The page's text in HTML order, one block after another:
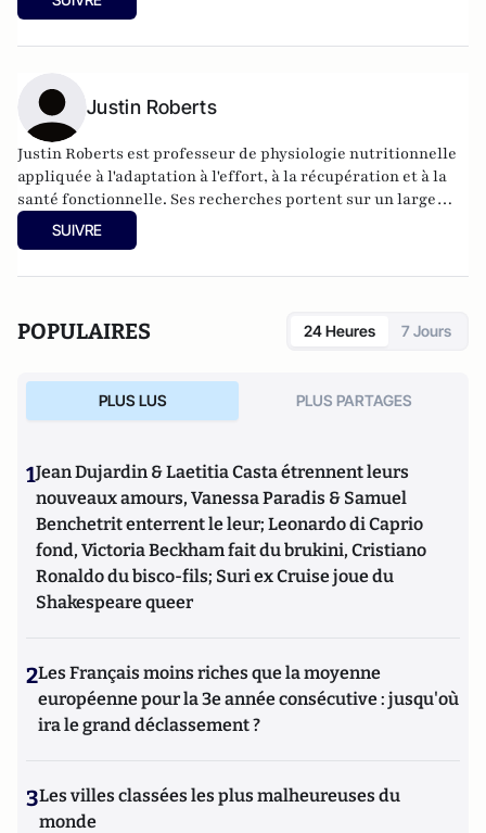
Justin Roberts
Justin Roberts est professeur de physiologie nutritionnelle
appliquée à l'adaptation à l'effort, à la récupération et à la
santé fonctionnelle. Ses recherches portent sur un large
éventail de domaines, notamment l'impact des
interventions diététiques et nutritionnelles sur l'adaptation
SUIVRE
POPULAIRES 24 Heures 7 Jours
PLUS LUS PLUS PARTAGES
1Jean Dujardin & Laetitia Casta étrennent leurs
nouveaux amours, Vanessa Paradis & Samuel
Benchetrit enterrent le leur; Leonardo di Caprio
fond, Victoria Beckham fait du brukini, Cristiano
Ronaldo du bisco-fils; Suri ex Cruise joue du
Shakespeare queer
2Les Français moins riches que la moyenne
européenne pour la 3e année consécutive : jusqu'où
ira le grand déclassement ?
3Les villes classées les plus malheureuses du
monde